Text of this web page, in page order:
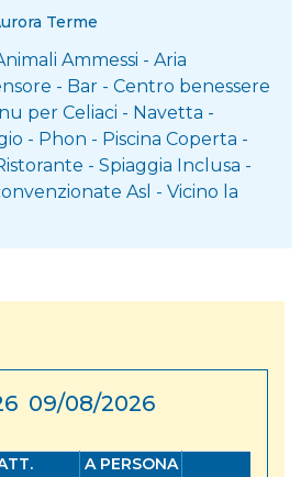
Terme
Ammessi - Aria
- Bar - Centro benessere
per Celiaci - Navetta -
- Phon - Piscina Coperta -
- Spiaggia Inclusa -
Asl - Vicino la
09/08/2026
A PERSONA